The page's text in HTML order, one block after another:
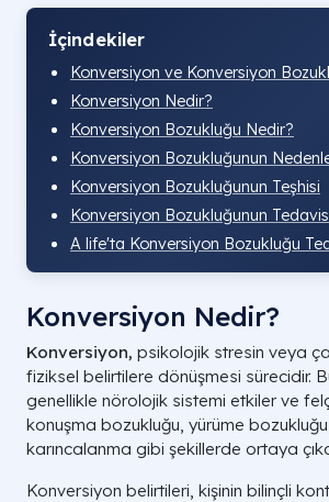
İçindekiler
Konversiyon ve Konversiyon
Konversiyon Nedir?
Konversiyon Bozukluğu Nedir?
Konversiyon Bozukluğunun
Konversiyon Bozukluğunun Teşhisi
Konversiyon Bozukluğunun
A life'ta Konversiyon Bozukluğu
Konversiyon Nedir?
Konversiyon, psikolojik stresin veya
fiziksel belirtilere dönüşmesi sürecidir.
genellikle nörolojik sistemi etkiler ve
konuşma bozukluğu, yürüme
karıncalanma gibi şekillerde ortaya
Konversiyon belirtileri, kişinin bilinçli